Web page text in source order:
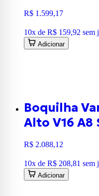
R$ 1.599,17
10x de R$ 159,92 sem
Adicionar
Boquilha
Alto V16 A8
R$ 2.088,12
10x de R$ 208,81 sem
Adicionar